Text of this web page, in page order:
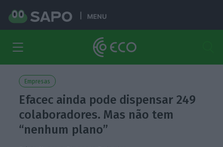
MENU
Empresas
Efacec ainda pode dispensar 249
colaboradores. Mas não tem
“nenhum plano”